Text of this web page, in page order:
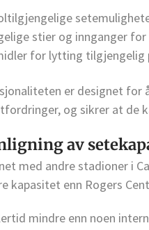
stier og innganger for
for lytting tilgjengelig
er designet for
og sikrer at de
av
med andre stadioner i
kapasitet enn Rogers
mindre enn noen